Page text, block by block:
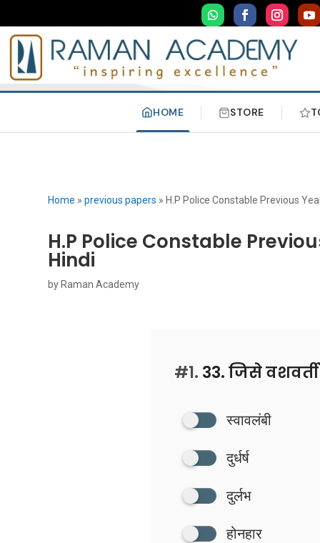
HOME STORE
Home »previous papers » H.P Police Constable Previous
H.P Police Constable
Hindi
by Raman Academy
#1. 33. जिसे
स्वावलंबी
दुर्धर्ष
दुर्लभ
होनहार